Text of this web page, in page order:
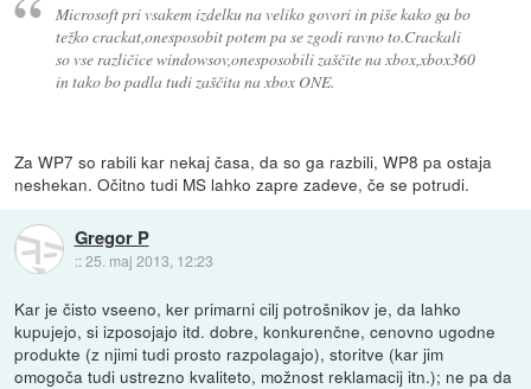
Microsoft pri vsakem izdelku na veliko govori in piše kako ga bo
težko crackat,onesposobit potem pa se zgodi ravno to.Crackali
so vse različice windowsov,onesposobili zaščite na xbox,xbox360
in tako bo padla tudi zaščita na xbox ONE.
Za WP7 so rabili kar nekaj časa, da so ga razbili, WP8 pa ostaja
neshekan. Očitno tudi MS lahko zapre zadeve, če se potrudi.
Gregor P
::25. maj 2013, 12:23
Kar je čisto vseeno, ker primarni cilj potrošnikov je, da lahko
kupujejo, si izposojajo itd. dobre, konkurenčne, cenovno ugodne
produkte (z njimi tudi prosto razpolagajo), storitve (kar jim
omogoča tudi ustrezno kvaliteto, možnost reklamacij itn.); ne pa da